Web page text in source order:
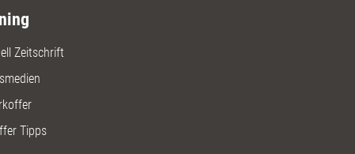
Zeitschrift
Tipps